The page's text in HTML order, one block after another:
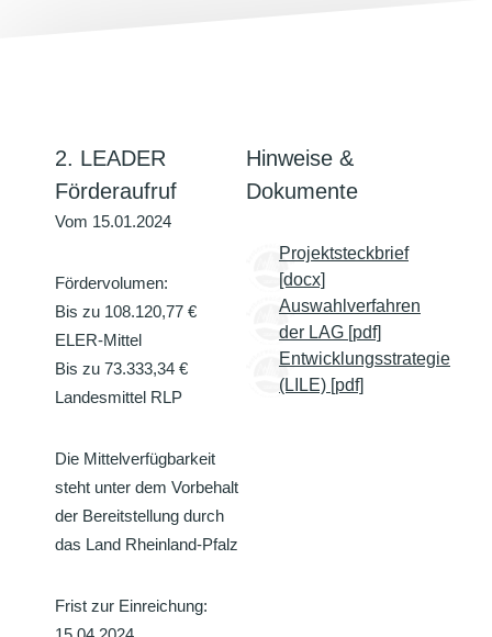
2. LEADER
Förderaufruf
Vom 15.01.2024
Fördervolumen:
Bis zu 108.120,77 €
ELER-Mittel
Bis zu 73.333,34 €
Landesmittel RLP
Die Mittelverfügbarkeit
steht unter dem Vorbehalt
der Bereitstellung durch
das Land Rheinland-Pfalz
Frist zur Einreichung:
Hinweise &
Dokumente
Projektsteckbrief
[docx]
Auswahlverfahren
der LAG [pdf]
Entwicklungsstrategie
(LILE) [pdf]